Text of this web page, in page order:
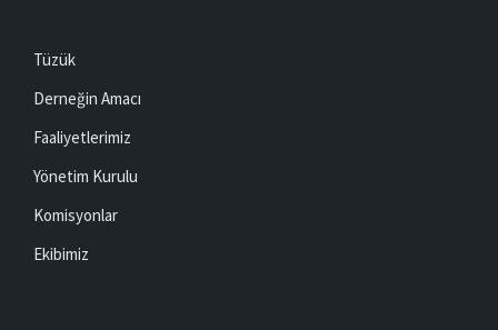
Tüzük
Derneğin Amacı
Faaliyetlerimiz
Yönetim Kurulu
Komisyonlar
Ekibimiz